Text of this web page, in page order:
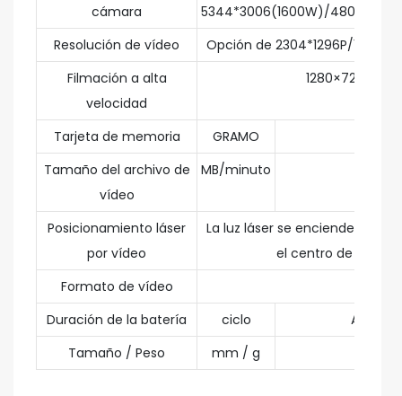
cámara
5344*3006(1600W)/
Resolución de vídeo
Opción de 2304*1296P/
Filmación a alta
velocidad
1280×720 60
Tarjeta de memoria GRAMO
Tamaño del archivo de
vídeo
MB/minuto
Posicionamiento láser
por vídeo
La luz láser se enciende
el centro de vídeo
Formato de vídeo
Duración de la batería
ciclo
Tamaño / Peso
mm / g